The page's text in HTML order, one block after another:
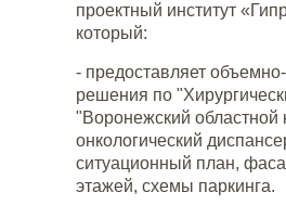
проектный институт
который:
- предоставляет
решения по
"Воронежский областной
онкологический
ситуационный план,
этажей, схемы паркинга.